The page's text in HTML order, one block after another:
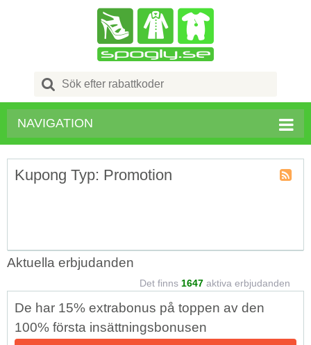
Search
for:
NAVIGATION
Kupong Typ: Promotion
Aktuella erbjudanden
Det finns 1647 aktiva erbjudanden
De har 15% extrabonus på toppen av den
100% första insättningsbonusen